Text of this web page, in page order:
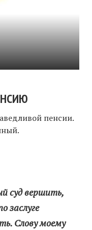
пенсии.
суд вершить,
заслуге
Слову моему